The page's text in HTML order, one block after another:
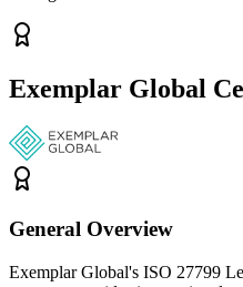
Exemplar Global
General Overview
Exemplar Global's ISO 27799